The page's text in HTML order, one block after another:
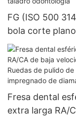
FG (ISO 500
bola corte
dental de alta
Fresa dental
extra larga RA/